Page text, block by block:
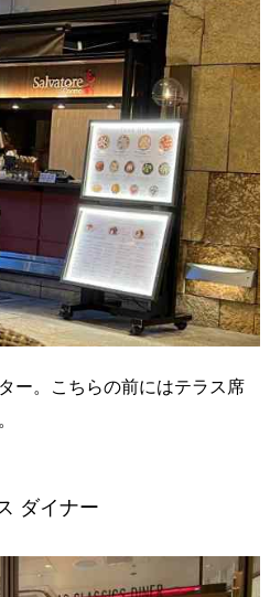
ー。こちらの前にはテラス席
ダイナー